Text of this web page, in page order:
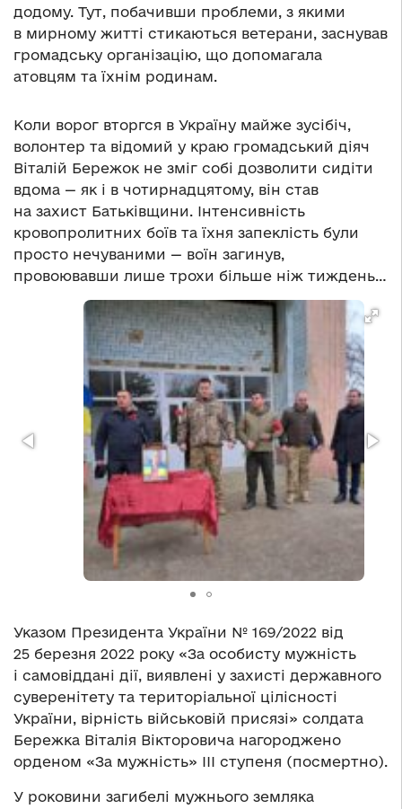
додому. Тут, побачивши проблеми, з якими
в мирному житті стикаються ветерани, заснував
громадську організацію, що допомагала
атовцям та їхнім родинам.
Коли ворог вторгся в Україну майже зусібіч,
волонтер та відомий у краю громадський діяч
Віталій Бережок не зміг собі дозволити сидіти
вдома — як і в чотирнадцятому, він став
на захист Батьківщини. Інтенсивність
кровопролитних боїв та їхня запеклість були
просто нечуваними — воїн загинув,
провоювавши лише трохи більше ніж тиждень…
Указом Президента України № 169/2022 від
25 березня 2022 року «За особисту мужність
і самовіддані дії, виявлені у захисті державного
суверенітету та територіальної цілісності
України, вірність військовій присязі» солдата
Бережка Віталія Вікторовича нагороджено
орденом «За мужність» III ступеня (посмертно).
У роковини загибелі мужнього земляка